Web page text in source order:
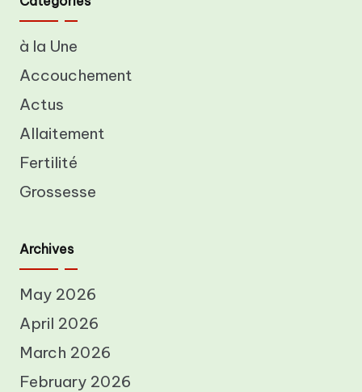
à la Une
Accouchement
Actus
Allaitement
Fertilité
Grossesse
Archives
May 2026
April 2026
March 2026
February 2026